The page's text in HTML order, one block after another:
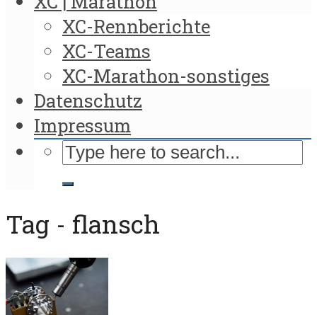
XC-Rennberichte
XC-Teams
XC-Marathon-sonstiges
Datenschutz
Impressum
Tag - flansch